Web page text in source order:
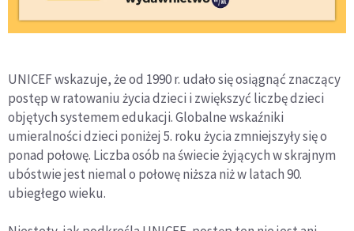
UNICEF wskazuje, że od 1990 r. udało się osiągnąć znaczący
postęp w ratowaniu życia dzieci i zwiększyć liczbę dzieci
objętych systemem edukacji. Globalne wskaźniki
umieralności dzieci poniżej 5. roku życia zmniejszyły się o
ponad połowę. Liczba osób na świecie żyjących w skrajnym
ubóstwie jest niemal o połowę niższa niż w latach 90.
ubiegłego wieku.